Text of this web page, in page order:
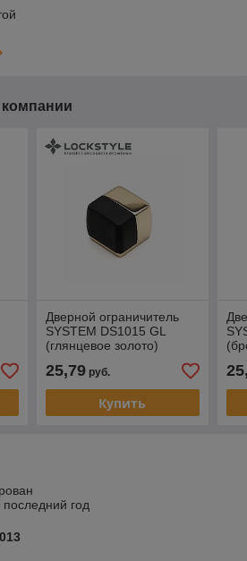
Дверной ограничитель
SYSTEM DS1015 GL
(глянцевое золото)
25,79руб.
Купить
год